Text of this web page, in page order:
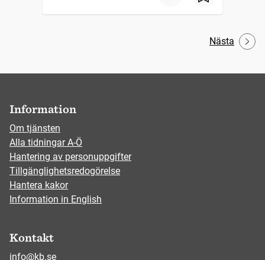
Nästa
Information
Om tjänsten
Alla tidningar A-Ö
Hantering av personuppgifter
Tillgänglighetsredogörelse
Hantera kakor
Information in English
Kontakt
info@kb.se